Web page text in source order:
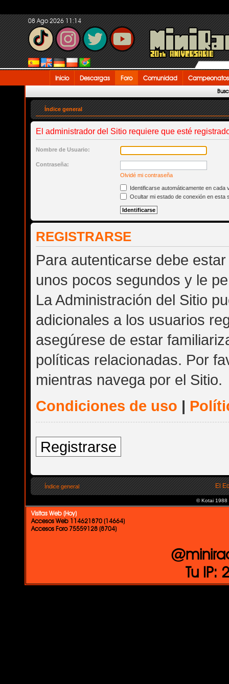
08 Ago 2026 11:14
Inicio Descargas Foro Comunidad Campeonatos
Índice general
El administrador del Sitio requiere que esté
Nombre de Usuario:
Contraseña:
Olvidé mi contraseña
Identificarse automáticamente en cada
Ocultar mi estado de conexión en esta
REGISTRARSE
Para autenticarse debe
unos pocos segundos y le
La Administración del Sitio
adicionales a los usuarios
asegúrese de estar
políticas relacionadas. Por
mientras navega por el Sitio.
Condiciones de uso |
Registrarse
Índice general El
© Kotai 1988
Visitas Web (Hoy)
Accesos Web 114621870 (14664)
Accesos Foro 75559128 (8704)
Tu IP: